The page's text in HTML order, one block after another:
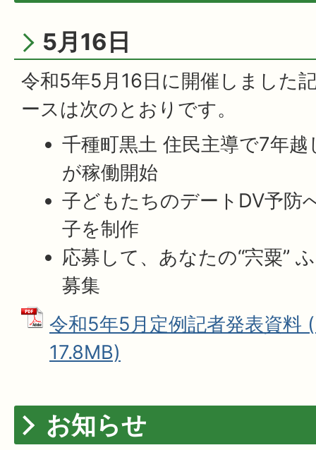
5月16日
令和5年5月16日に開催しました
ースは次のとおりです。
千種町黒土 住民主導で7年
が稼働開始
子どもたちのデートDV予防
子を制作
応募して、あなたの“宍粟”
募集
令和5年5月定例記者発表資料
17.8MB)
お知らせ